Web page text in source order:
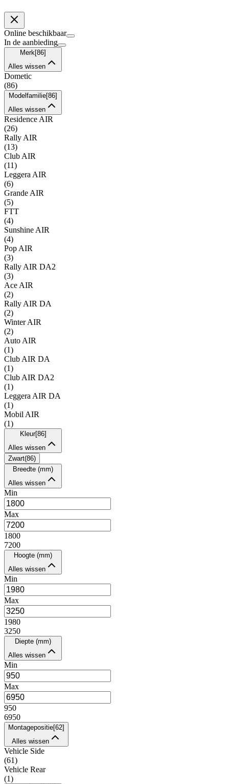
Online beschikbaar
In de aanbieding
Merk [86]
Alles wissen
Dometic
(86)
Modelfamilie[86]
Alles wissen
Residence AIR
(26)
Rally AIR
(13)
Club AIR
(11)
Leggera AIR
(6)
Grande AIR
(5)
FTT
(4)
Sunshine AIR
(4)
Pop AIR
(3)
Rally AIR DA2
(3)
Ace AIR
(2)
Rally AIR DA
(2)
Winter AIR
(2)
Auto AIR
(1)
Club AIR DA
(1)
Club AIR DA2
(1)
Leggera AIR DA
(1)
Mobil AIR
(1)
Kleur[86]
Alles wissen
Zwart(86)
Breedte (mm)
Alles wissen
Min
Max
1800
7200
Hoogte (mm)
Alles wissen
Min
Max
1980
3250
Diepte (mm)
Alles wissen
Min
Max
950
6950
Montagepositie[62]
Alles wissen
Vehicle Side
(61)
Vehicle Rear
(1)